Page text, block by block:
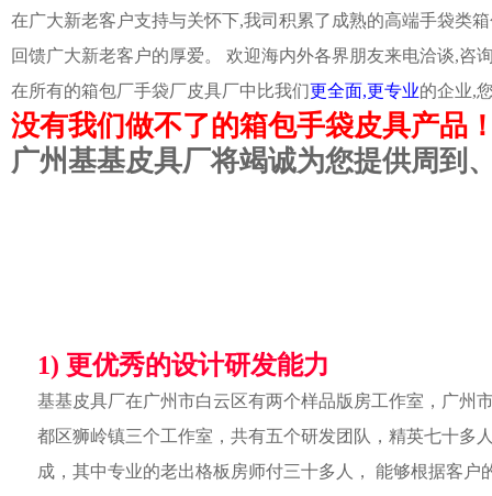
在广大新老客户支持与关怀下,我司积累了成熟的高端手袋类
回馈广大新老客户的厚爱。 欢迎海内外各界朋友来电洽谈,咨
在所有的箱包厂手袋厂皮具厂中比我们更全面,更专业的企业,
没有我们做不了的箱包手袋皮具产品
广州基基皮具厂将竭诚为您提供周到
1) 更优秀的设计研发能力
基基皮具厂在广州市白云区有两个样品版房工作室，广州
都区狮岭镇三个工作室，共有五个研发团队，精英七十多
成，其中专业的老出格板房师付三十多人， 能够根据客户